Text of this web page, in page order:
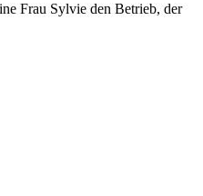
Frau Sylvie den Betrieb, der